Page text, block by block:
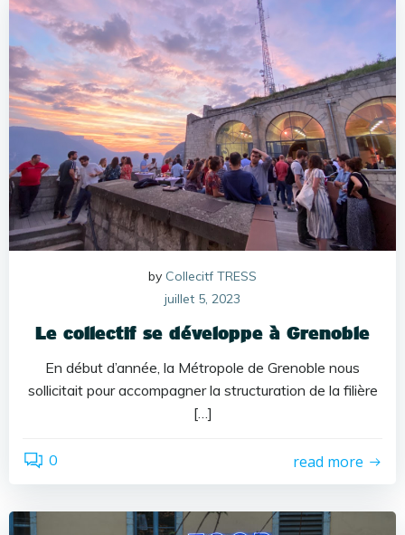
by Collecitf TRESS
juillet 5, 2023
Le collectif se développe à Grenoble
En début d’année, la Métropole de Grenoble nous
sollicitait pour accompagner la structuration de la filière
[…]
0 read more